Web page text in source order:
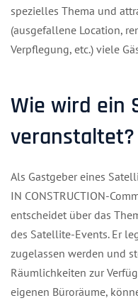
spezielles Thema und
(ausgefallene Location,
Verpflegung, etc.) viele
Wie wird ein
veranstaltet?
Als Gastgeber eines
IN CONSTRUCTION-
entscheidet über das
des Satellite-Events. Er
zugelassen werden und
Räumlichkeiten zur
eigenen Büroräume,